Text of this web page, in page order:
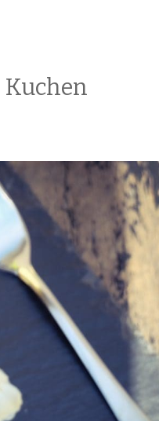
Kuchen